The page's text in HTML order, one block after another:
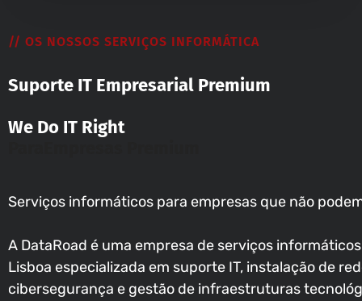
// OS NOSSOS SERVIÇOS INFORMÁTICA
Suporte IT Empresarial Premium
We Do IT Right
Serviços informáticos para empresas que não
A DataRoad é uma empresa de serviços
Lisboa especializada em suporte IT, instalação de
cibersegurança e gestão de infraestruturas